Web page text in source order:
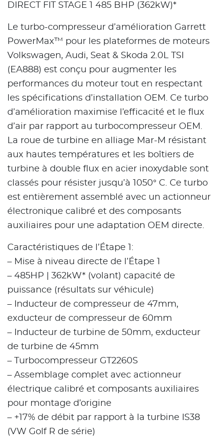
DIRECT FIT STAGE 1 485 BHP (362kW)*
Le turbo-compresseur d’amélioration Garrett
PowerMax™ pour les plateformes de moteurs
Volkswagen, Audi, Seat & Skoda 2.0L TSI
(EA888) est conçu pour augmenter les
performances du moteur tout en respectant
les spécifications d’installation OEM. Ce turbo
d’amélioration maximise l’efficacité et le flux
d’air par rapport au turbocompresseur OEM.
La roue de turbine en alliage Mar-M résistant
aux hautes températures et les boîtiers de
turbine à double flux en acier inoxydable sont
classés pour résister jusqu’à 1050° C. Ce turbo
est entièrement assemblé avec un actionneur
électronique calibré et des composants
auxiliaires pour une adaptation OEM directe.
Caractéristiques de l’Étape 1:
– Mise à niveau directe de l’Étape 1
– 485HP | 362kW* (volant) capacité de
puissance (résultats sur véhicule)
– Inducteur de compresseur de 47mm,
exducteur de compresseur de 60mm
– Inducteur de turbine de 50mm, exducteur
de turbine de 45mm
– Turbocompresseur GT2260S
– Assemblage complet avec actionneur
électrique calibré et composants auxiliaires
pour montage d’origine
– +17% de débit par rapport à la turbine IS38
(VW Golf R de série)